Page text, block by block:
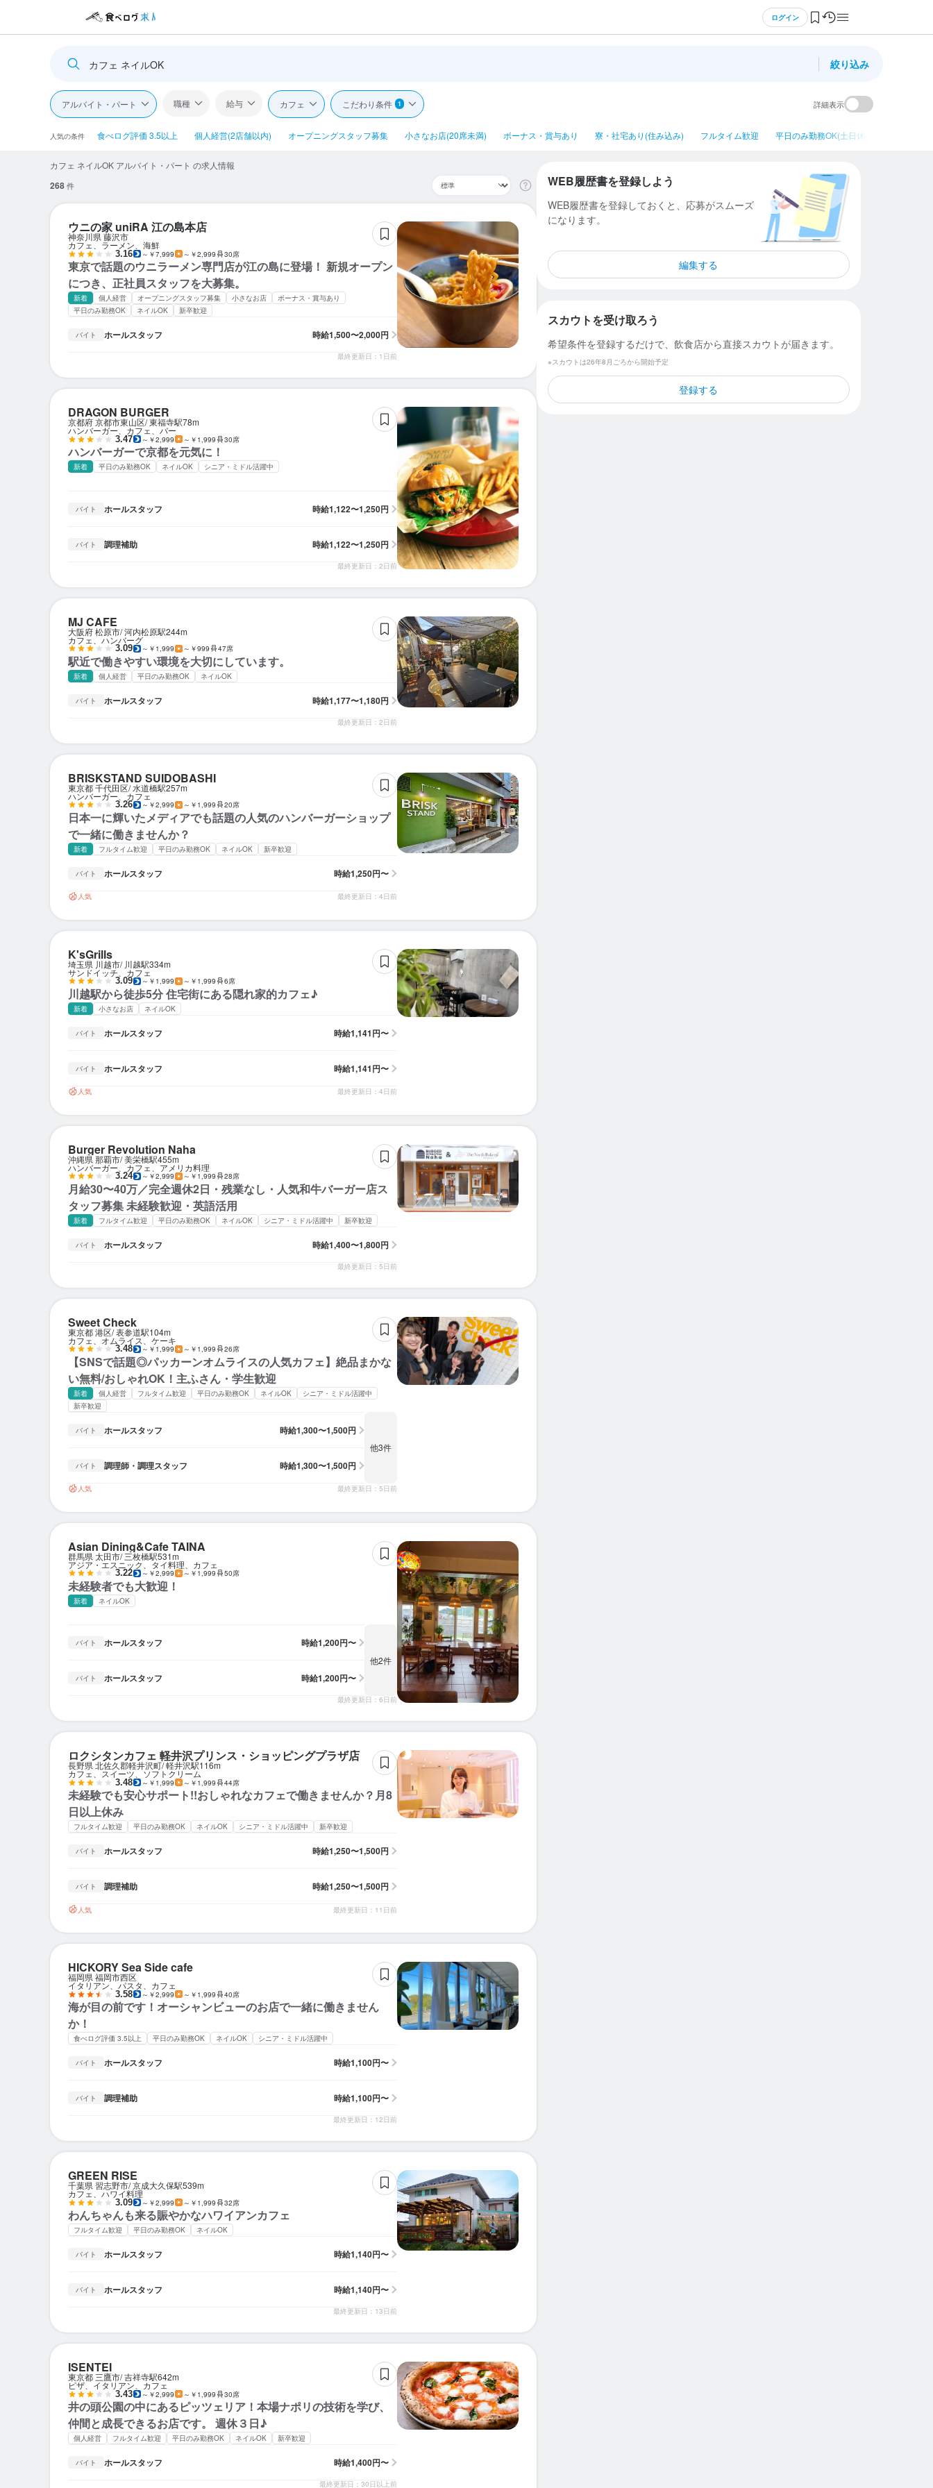
ログイン
カフェ ネイルOK 絞り込み
アルバイト・パート 職種 給与 カフェ こだわり条件 1 詳細表示
人気の条件 食べログ評価 3.5以上 個人経営(2店舗以内) オープニングスタッフ募集 小さなお店(20席未満) ボーナス・賞与あり 寮・社宅あり(住み込み) フルタイム歓迎 平日のみ勤務OK(土日休み)
カフェ ネイルOK アルバイト・パート の求人情報
268件
ウニの家 uniRA 江の島本店
神奈川県 藤沢市
カフェ、ラーメン、海鮮
3.16 ～￥7,999 ～￥2,999 30席
東京で話題のウニラーメン専門店が江の島に登場！ 新規オープン
につき、正社員スタッフを大募集。
新着 個人経営 オープニングスタッフ募集 小さなお店
ボーナス・賞与あり
平日のみ勤務OK
ネイルOK 新卒歓迎
バイト ホールスタッフ 時給1,500〜2,000円
最終更新日：1日前
DRAGON BURGER
京都府 京都市東山区 東福寺駅78m
ハンバーガー、カフェ、バー
3.47 ～￥2,999 ～￥1,999 30席
ハンバーガーで京都を元気に！
新着 平日のみ勤務OK ネイルOK シニア・ミドル活躍中
バイト ホールスタッフ 時給1,122〜1,250円
バイト 調理補助 時給1,122〜1,250円
最終更新日：2日前
MJ CAFE
大阪府 松原市 河内松原駅244m
カフェ、ハンバーグ
3.09 ～￥1,999 ～￥999 47席
駅近で働きやすい環境を大切にしています。
新着 個人経営 平日のみ勤務OK ネイルOK
バイト ホールスタッフ 時給1,177〜1,180円
最終更新日：2日前
BRISKSTAND SUIDOBASHI
東京都 千代田区 水道橋駅257m
ハンバーガー、カフェ
3.26 ～￥2,999 ～￥1,999 20席
日本一に輝いたメディアでも話題の人気のハンバーガーショップ
で一緒に働きませんか？
新着 フルタイム歓迎 平日のみ勤務OK ネイルOK 新卒歓迎
バイト ホールスタッフ 時給1,250円〜
人気 最終更新日：4日前
K'sGrills
埼玉県 川越市 川越駅334m
サンドイッチ、カフェ
3.09 ～￥1,999 ～￥1,999 6席
川越駅から徒歩5分 住宅街にある隠れ家的カフェ♪
新着 小さなお店 ネイルOK
バイト ホールスタッフ 時給1,141円〜
バイト ホールスタッフ 時給1,141円〜
人気 最終更新日：4日前
Burger Revolution Naha
沖縄県 那覇市 美栄橋駅455m
ハンバーガー、カフェ、アメリカ料理
3.24 ～￥2,999 ～￥1,999 28席
月給30〜40万／完全週休2日・残業なし・人気和牛バーガー店ス
タッフ募集 未経験歓迎・英語活用
新着 フルタイム歓迎 平日のみ勤務OK ネイルOK シニア・ミドル活躍中 新卒歓迎
バイト ホールスタッフ 時給1,400〜1,800円
最終更新日：5日前
Sweet Check
東京都 港区 表参道駅104m
カフェ、オムライス、ケーキ
3.48 ～￥1,999 ～￥1,999 26席
【SNSで話題◎パッカーンオムライスの人気カフェ】絶品まかな
い無料/おしゃれOK！主ふさん・学生歓迎
新着 個人経営 フルタイム歓迎 平日のみ勤務OK ネイルOK
シニア・ミドル活躍中
新卒歓迎
バイト ホールスタッフ 時給1,300〜1,500円
バイト 調理師・調理スタッフ 時給1,300〜1,500円
他3件
人気 最終更新日：5日前
Asian Dining&Cafe TAINA
群馬県 太田市 三枚橋駅531m
アジア・エスニック、タイ料理、カフェ
3.22 ～￥2,999 ～￥1,999 50席
未経験者でも大歓迎！
新着 ネイルOK
バイト ホールスタッフ 時給1,200円〜
バイト ホールスタッフ 時給1,200円〜
他2件
最終更新日：6日前
ロクシタンカフェ 軽井沢プリンス・ショッピングプラザ店
長野県 北佐久郡軽井沢町 軽井沢駅116m
カフェ、スイーツ、ソフトクリーム
3.48 ～￥1,999 ～￥1,999 44席
未経験でも安心サポート!!おしゃれなカフェで働きませんか？月8
日以上休み
フルタイム歓迎 平日のみ勤務OK ネイルOK シニア・ミドル活躍中 新卒歓迎
バイト ホールスタッフ 時給1,250〜1,500円
バイト 調理補助 時給1,250〜1,500円
人気 最終更新日：11日前
HICKORY Sea Side cafe
福岡県 福岡市西区
イタリアン、パスタ、カフェ
3.58 ～￥2,999 ～￥1,999 40席
海が目の前です！オーシャンビューのお店で一緒に働きません
か！
食べログ評価 3.5以上 平日のみ勤務OK ネイルOK シニア・ミドル活躍中
バイト ホールスタッフ 時給1,100円〜
バイト 調理補助 時給1,100円〜
最終更新日：12日前
GREEN RISE
千葉県 習志野市 京成大久保駅539m
カフェ、ハワイ料理
3.09 ～￥2,999 ～￥1,999 32席
わんちゃんも来る賑やかなハワイアンカフェ
フルタイム歓迎 平日のみ勤務OK ネイルOK
バイト ホールスタッフ 時給1,140円〜
バイト ホールスタッフ 時給1,140円〜
最終更新日：13日前
ISENTEI
東京都 三鷹市 吉祥寺駅642m
ピザ、イタリアン、カフェ
3.43 ～￥2,999 ～￥1,999 30席
井の頭公園の中にあるピッツェリア！本場ナポリの技術を学び、
仲間と成長できるお店です。 週休３日♪
個人経営 フルタイム歓迎 平日のみ勤務OK ネイルOK 新卒歓迎
バイト ホールスタッフ 時給1,400円〜
最終更新日：30日以上前
WEB履歴書を登録しよう
WEB履歴書を登録しておくと、応募がスムーズ
になります。
編集する
スカウトを受け取ろう
希望条件を登録するだけで、飲食店から直接スカウトが届きます。
※スカウトは26年8月ごろから開始予定
登録する
求人を選択する
ホールスタッフ 時給：
求人を選択する
ホールスタッフ 時給：
バイト 調理補助 時給：
求人を選択する
ホールスタッフ 時給：
求人を選択する
ホールスタッフ
求人を選択する
ホールスタッフ
バイト ホールスタッフ
求人を選択する
ホールスタッフ 時給：
求人を選択する
ホールスタッフ 時給：
バイト 調理師・調理スタッフ 時給：
求人を選択する
ホールスタッフ
バイト ホールスタッフ
求人を選択する
ホールスタッフ 時給：
バイト 調理補助 時給：
求人を選択する
ホールスタッフ
バイト 調理補助
求人を選択する
ホールスタッフ
バイト ホールスタッフ
求人を選択する
ホールスタッフ
求人を選択する
ホールスタッフ
求人を選択する
ホールスタッフ
バイト 調理補助
求人を選択する
ホールスタッフ 時給：
バイト ホールスタッフ 時給：
求人を選択する
ホールスタッフ 時給：
バイト 調理師・調理スタッフ 時給：
求人を選択する
ホールスタッフ
求人を選択する
時給：
求人を選択する
ホールスタッフ 時給：
バイト その他 時給：
求人を選択する
ホールスタッフ